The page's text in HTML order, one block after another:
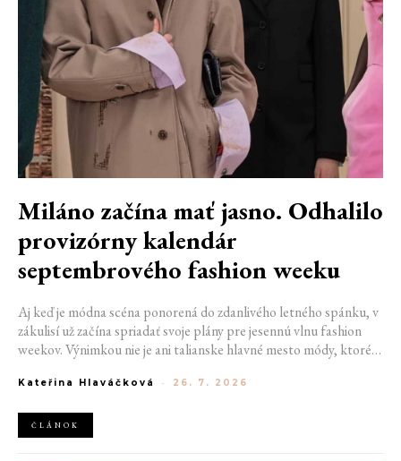
Miláno začína mať jasno. Odhalilo
provizórny kalendár
septembrového fashion weeku
Aj keď je módna scéna ponorená do zdanlivého letného spánku, v
zákulisí už začína spriadať svoje plány pre jesennú vlnu fashion
weekov. Výnimkou nie je ani talianske hlavné mesto módy, ktoré
od 22. do 28. septembra privíta tradičné mená, pozornosť však
značky Moschino.
Kateřina Hlaváčková - 26. 7. 2026
ČLÁNOK